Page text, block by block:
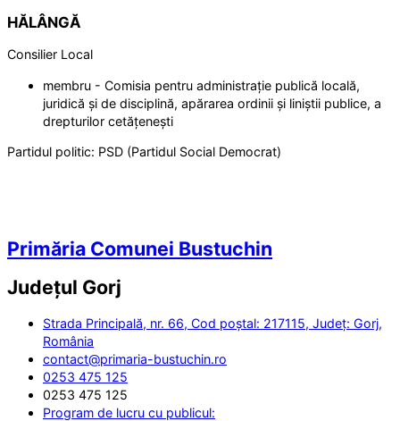
HĂLÂNGĂ
Consilier Local
membru - Comisia pentru administrație publică locală,
juridică și de disciplină, apărarea ordinii și liniștii publice, a
drepturilor cetățenești
Partidul politic: PSD (Partidul Social Democrat)
Primăria Comunei Bustuchin
Județul Gorj
Strada Principală, nr. 66, Cod poștal: 217115, Județ: Gorj,
România
contact@primaria-bustuchin.ro
0253 475 125
0253 475 125
Program de lucru cu publicul: